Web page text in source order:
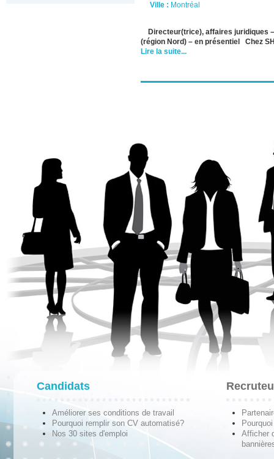
Ville : Montréal
Directeur(trice), affaires juridiques
(région Nord) – en présentiel Chez
Lire la suite...
Candidats
Améliorer ses conditions de travail
Pourquoi remplir son CV automatisé?
Nos 30 sites d'emploi
Afficher